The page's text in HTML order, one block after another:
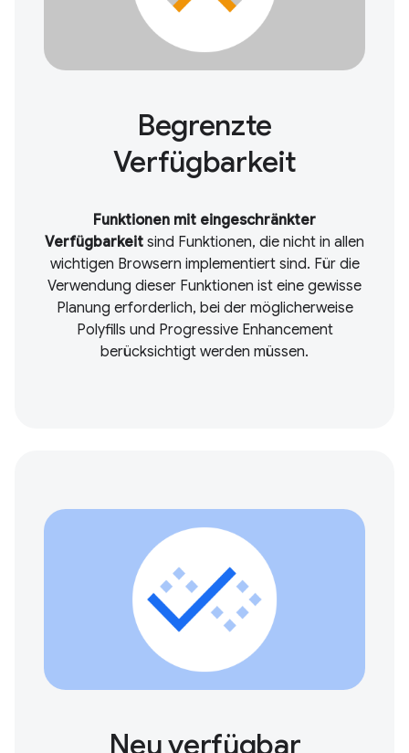
Begrenzte
Verfügbarkeit
Funktionen mit eingeschränkter
Verfügbarkeit sind Funktionen, die nicht in allen
wichtigen Browsern implementiert sind. Für die
Verwendung dieser Funktionen ist eine gewisse
Planung erforderlich, bei der möglicherweise
Polyfills und Progressive Enhancement
berücksichtigt werden müssen.
Neu verfügbar